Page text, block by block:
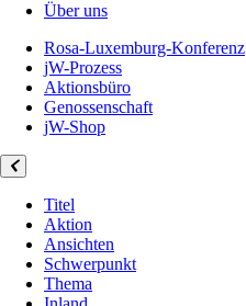
Über uns
Rosa-Luxemburg-Konferenz
jW-Prozess
Aktionsbüro
Genossenschaft
jW-Shop
Titel
Aktion
Ansichten
Schwerpunkt
Thema